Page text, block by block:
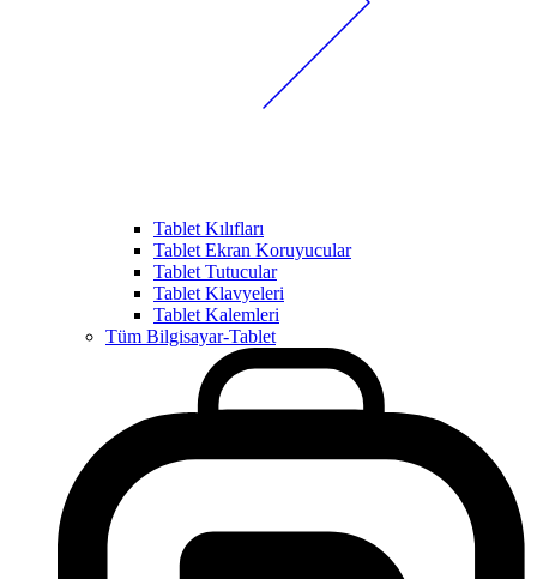
Tablet Kılıfları
Tablet Ekran Koruyucular
Tablet Tutucular
Tablet Klavyeleri
Tablet Kalemleri
Tüm Bilgisayar-Tablet